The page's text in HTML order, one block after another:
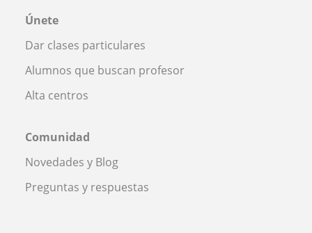
Únete
Dar clases particulares
Alumnos que buscan profesor
Alta centros
Comunidad
Novedades y Blog
Preguntas y respuestas